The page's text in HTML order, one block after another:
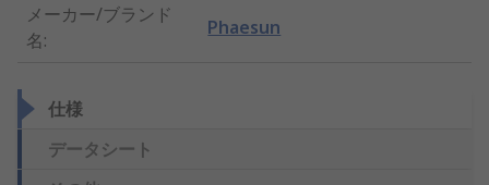
メーカー/ブランド
名:
Phaesun
仕様
データシート